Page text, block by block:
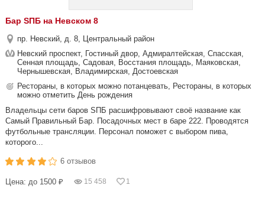
Бар SПБ на Невском 8
пр. Невский, д. 8, Центральный район
Невский проспект, Гостиный двор, Адмиралтейская, Спасская,
Сенная площадь, Садовая, Восстания площадь, Маяковская,
Чернышевская, Владимирская, Достоевская
Рестораны, в которых можно потанцевать, Рестораны, в которых
можно отметить День рождения
Владельцы сети баров SПБ расшифровывают своё название как
Самый Правильный Бар. Посадочных мест в баре 222. Проводятся
футбольные трансляции. Персонал поможет с выбором пива,
которого...
6 отзывов
Цена: до 1500 ₽ 15 458 1